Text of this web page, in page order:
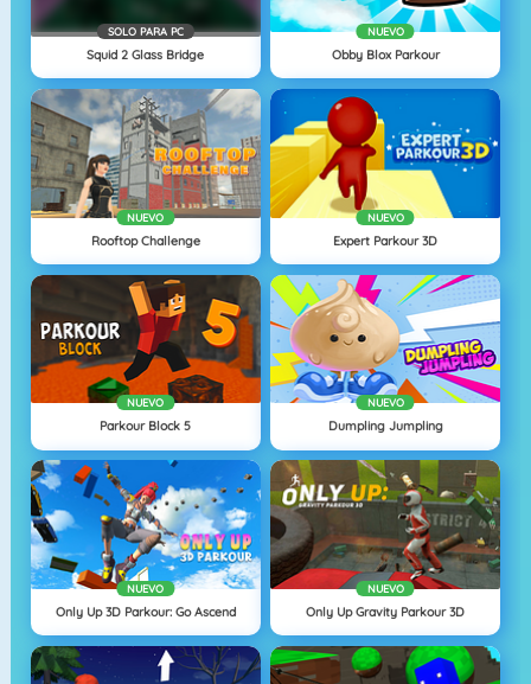
SOLO PARA PC
Squid 2 Glass Bridge
NUEVO
Obby Blox Parkour
NUEVO
Rooftop Challenge
NUEVO
Expert Parkour 3D
NUEVO
Parkour Block 5
NUEVO
Dumpling Jumpling
NUEVO
Only Up 3D Parkour: Go Ascend
NUEVO
Only Up Gravity Parkour 3D